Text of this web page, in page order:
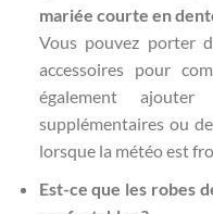
mariée courte en
Vous pouvez porter
accessoires pour
également
supplémentaires ou
lorsque la météo est
Est-ce que les robes